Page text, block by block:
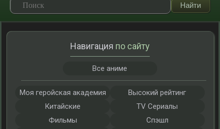
Навигация по сайту
Все аниме
Моя геройская академия
Высокий рейтинг
Китайские
TV Сериалы
Фильмы
Спэшл